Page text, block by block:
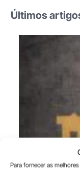
Para fornecer as
Últimos